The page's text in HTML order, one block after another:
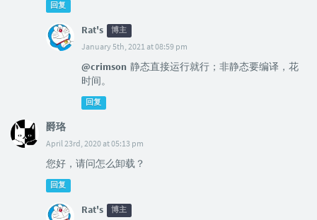
回复
Rat's 博主
January 5th, 2021 at 08:59 pm
@crimson 静态直接运行就行；非静态要编译，花
时间。
回复
爵珞
April 23rd, 2020 at 05:13 pm
您好，请问怎么卸载？
回复
Rat's 博主